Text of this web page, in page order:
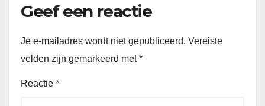
Geef een reactie
Je e-mailadres wordt niet gepubliceerd. Vereiste
velden zijn gemarkeerd met*
Reactie *